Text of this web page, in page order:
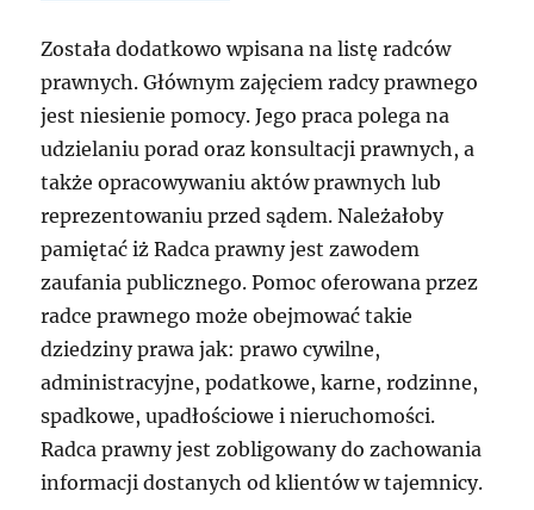
Została dodatkowo wpisana na listę radców
prawnych. Głównym zajęciem radcy prawnego
jest niesienie pomocy. Jego praca polega na
udzielaniu porad oraz konsultacji prawnych, a
także opracowywaniu aktów prawnych lub
reprezentowaniu przed sądem. Należałoby
pamiętać iż Radca prawny jest zawodem
zaufania publicznego. Pomoc oferowana przez
radce prawnego może obejmować takie
dziedziny prawa jak: prawo cywilne,
administracyjne, podatkowe, karne, rodzinne,
spadkowe, upadłościowe i nieruchomości.
Radca prawny jest zobligowany do zachowania
informacji dostanych od klientów w tajemnicy.